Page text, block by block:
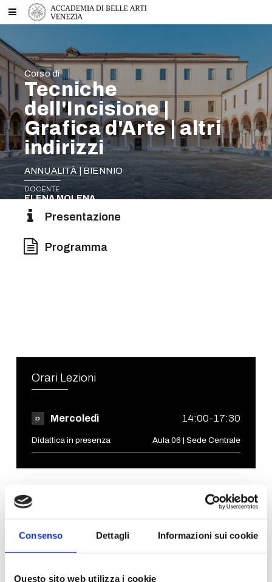
Consenso Dettagli Informazioni sui cookie
Questo sito web utilizza i cookie
Corso di
Tecniche
dell'Incisione |
Grafica d'Arte | altri
indirizzi
ANNUALITÀ | BIENNIO
DOCENTE
ELENA MOLENA
Presentazione
Programma
Orari Lezioni
D Mercoledì 14:00-17:30
Didattica in presenza Aula 06 | Sede Centrale
Assenza Prof.ssa Elena Molena
maggio 2026. La lezione sarà recuperata giovedì 11